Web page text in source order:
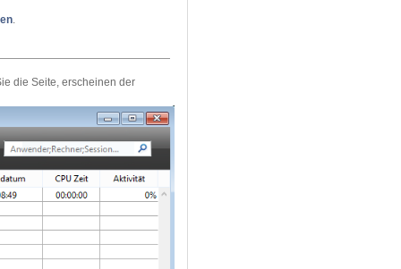
.
die Seite, erscheinen der